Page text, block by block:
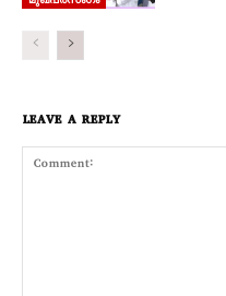
LEAVE A REPLY